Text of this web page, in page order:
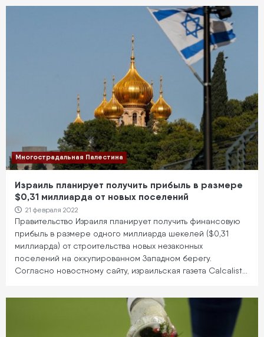
Многострадальная Палестина
Израиль планирует получить прибыль в размере
$0,31 миллиарда от новых поселений
21 февраля 2022
Правительство Израиля планирует получить финансовую
прибыль в размере одного миллиарда шекелей ($0,31
миллиарда) от строительства новых незаконных
поселений на оккупированном Западном берегу.
Согласно новостному сайту, израильская газета Calcalist…